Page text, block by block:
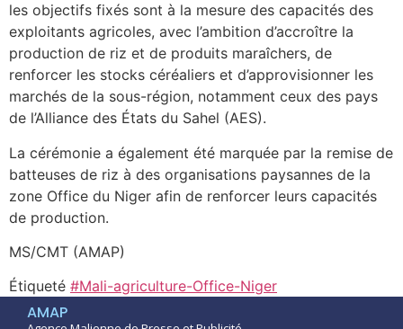
les objectifs fixés sont à la mesure des capacités des
exploitants agricoles, avec l’ambition d’accroître la
production de riz et de produits maraîchers, de
renforcer les stocks céréaliers et d’approvisionner les
marchés de la sous-région, notamment ceux des pays
de l’Alliance des États du Sahel (AES).
La cérémonie a également été marquée par la remise de
batteuses de riz à des organisations paysannes de la
zone Office du Niger afin de renforcer leurs capacités
de production.
MS/CMT (AMAP)
Étiqueté #Mali-agriculture-Office-Niger
AMAP